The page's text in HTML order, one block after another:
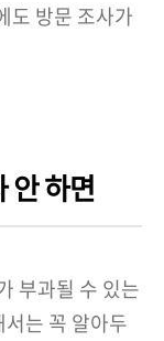
도 방문 조사가
안 하면
부과될 수 있는
는 꼭 알아두